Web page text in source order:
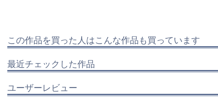
この作品を買った人はこんな作品も買っています
最近チェックした作品
ユーザーレビュー